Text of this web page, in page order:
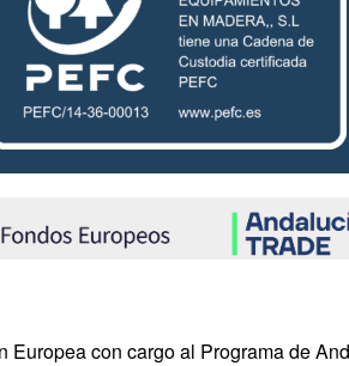
con cargo al Programa de